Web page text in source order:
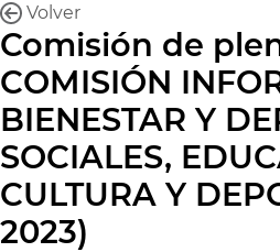
Volver
Comisión de
COMISIÓN
BIENESTAR Y
SOCIALES,
CULTURA Y
2023)